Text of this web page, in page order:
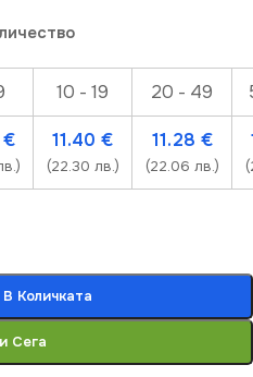
10 - 19 20 - 49
€ 11.40 €
(22.30 лв.)
11.28 €
(22.06 лв.)
Количката
Сега